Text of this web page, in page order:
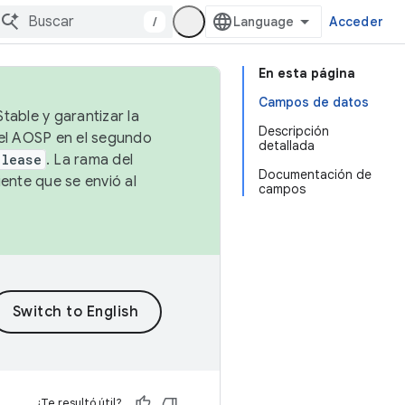
/ Acceder
En esta página
Campos de datos
Descripción
detallada
Documentación de
campos
y garantizar la
AOSP en el segundo
. La rama del
que se envió al